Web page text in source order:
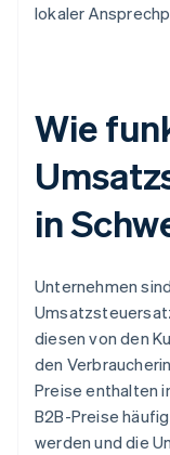
lokaler
Wie
in
Unternehmen
diesen von den
den
Preise enthalten
B2B-Preise
werden und die